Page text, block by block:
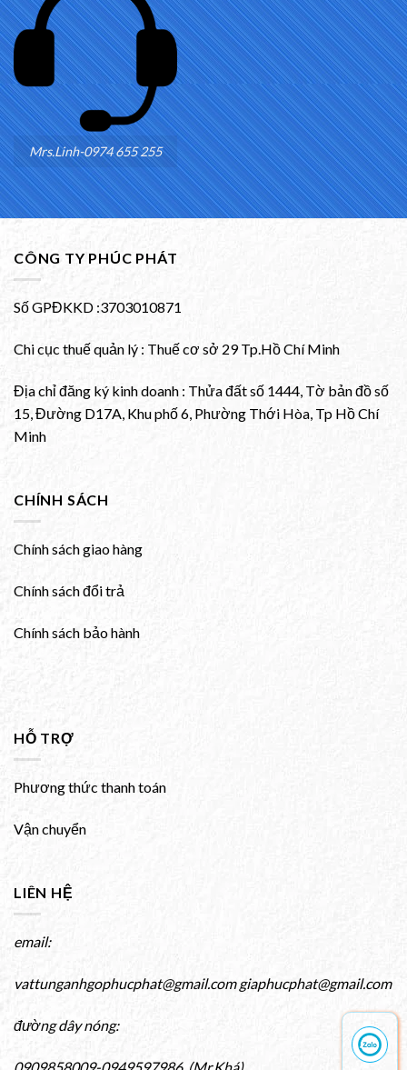
Mrs.Linh-0974 655 255
CÔNG TY PHÚC PHÁT
Số GPĐKKD :3703010871
Chi cục thuế quản lý : Thuế cơ sở 29 Tp.Hồ Chí Minh
Địa chỉ đăng ký kinh doanh : Thửa đất số 1444, Tờ bản đồ số
15, Đường D17A, Khu phố 6, Phường Thới Hòa, Tp Hồ Chí
Minh
CHÍNH SÁCH
Chính sách giao hàng
Chính sách đổi trả
Chính sách bảo hành
HỖ TRỢ
Phương thức thanh toán
Vận chuyển
LIÊN HỆ
email:
vattunganhgophucphat@gmail.com giaphucphat@gmail.com
đường dây nóng:
0909858009-0949597986 (Mr.Khá)